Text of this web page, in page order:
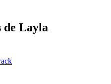
de Layla